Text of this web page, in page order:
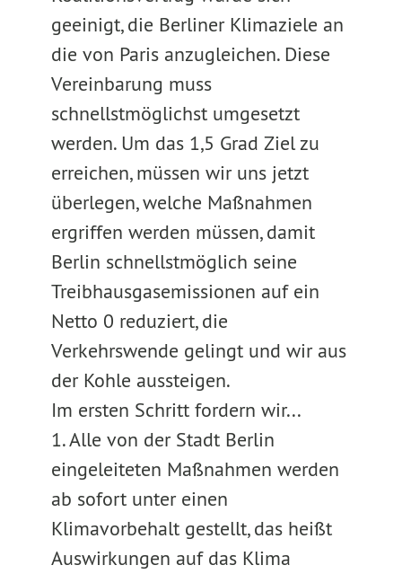
geeinigt, die Berliner Klimaziele an
die von Paris anzugleichen. Diese
Vereinbarung muss
schnellstmöglichst umgesetzt
werden. Um das 1,5 Grad Ziel zu
erreichen, müssen wir uns jetzt
überlegen, welche Maßnahmen
ergriffen werden müssen, damit
Berlin schnellstmöglich seine
Treibhausgasemissionen auf ein
Netto 0 reduziert, die
Verkehrswende gelingt und wir aus
der Kohle aussteigen.
Im ersten Schritt fordern wir...
1. Alle von der Stadt Berlin
eingeleiteten Maßnahmen werden
ab sofort unter einen
Klimavorbehalt gestellt, das heißt
Auswirkungen auf das Klima